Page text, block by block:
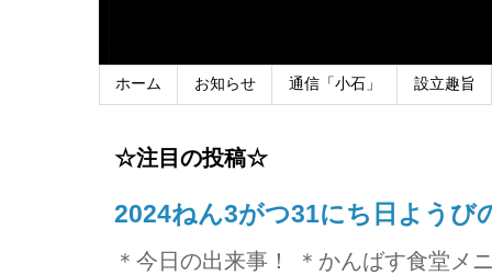
ホーム お知らせ 通信「小石」 設立趣旨
☆注目の投稿☆
2024ねん3がつ31にち日ようび
＊今日の出来事！ ＊かんばす食堂メ